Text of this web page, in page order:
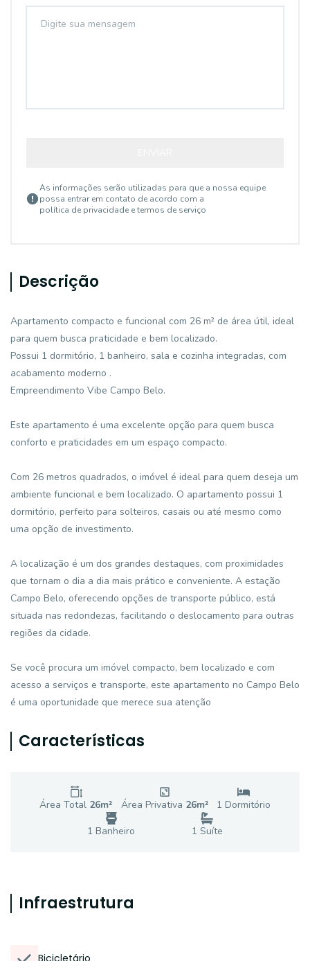
As informações serão utilizadas para que a nossa equipe
possa entrar em contato de acordo com a
política de privacidade e termos de serviço
Descrição
Apartamento compacto e funcional com 26 m² de área útil, ideal
para quem busca praticidade e bem localizado.
Possui 1 dormitório, 1 banheiro, sala e cozinha integradas, com
acabamento moderno .
Empreendimento Vibe Campo Belo.
Este apartamento é uma excelente opção para quem busca
conforto e praticidades em um espaço compacto.
Com 26 metros quadrados, o imóvel é ideal para quem deseja um
ambiente funcional e bem localizado. O apartamento possui 1
dormitório, perfeito para solteiros, casais ou até mesmo como
uma opção de investimento.
A localização é um dos grandes destaques, com proximidades
que tornam o dia a dia mais prático e conveniente. A estação
Campo Belo, oferecendo opções de transporte público, está
situada nas redondezas, facilitando o deslocamento para outras
regiões da cidade.
Se você procura um imóvel compacto, bem localizado e com
acesso a serviços e transporte, este apartamento no Campo Belo
é uma oportunidade que merece sua atenção
Características
Área Total 26m² Área Privativa 26m² 1 Dormitório
1 Banheiro 1 Suíte
Infraestrutura
Bicicletário